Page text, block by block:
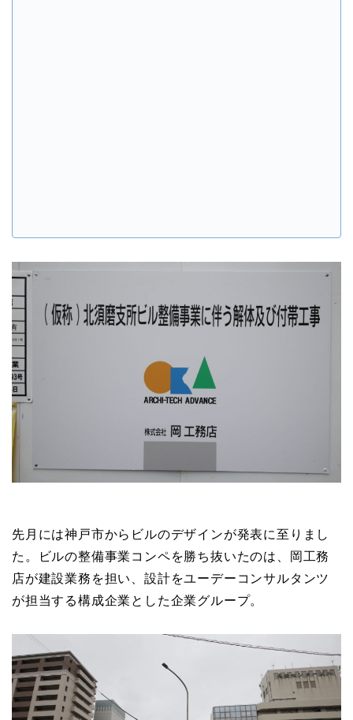
先月には神戸市からビルのデザインが発表に至りまし
た。ビルの整備事業コンペを勝ち抜いたのは、岡工務
店が建設業務を担い、設計をユーデーコンサルタンツ
が担当する構成企業とした企業グループ。